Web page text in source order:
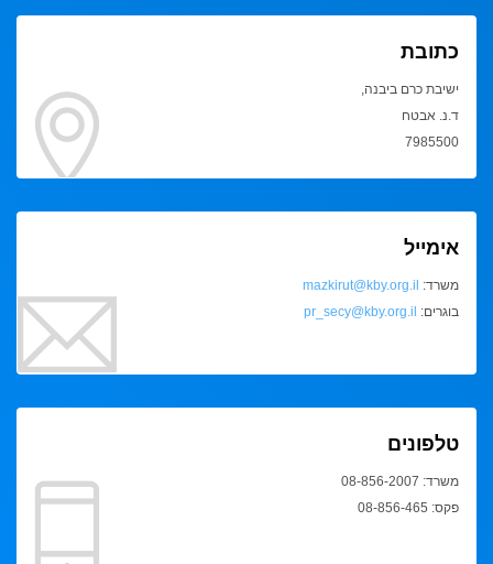
כתובת
ישיבת כרם ביבנה,
ד.נ. אבטח
7985500
אימייל
משרד: mazkirut@kby.org.il
בוגרים: pr_secy@kby.org.il
טלפונים
משרד: 08-856-2007
פקס: 08-856-465